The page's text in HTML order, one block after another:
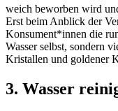
weich beworben wird
Erst beim Anblick der
Konsument*innen die
Wasser selbst, sondern
Kristallen und goldener
3. Wasser